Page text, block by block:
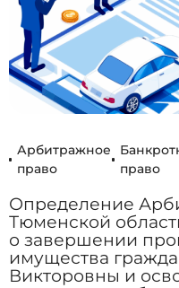
Арбитражное
право
право
Определение
Тюменской
о завершении
имущества
Викторовны и